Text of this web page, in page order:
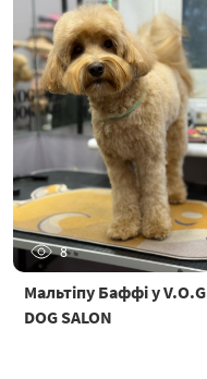
8
Мальтіпу Баффі у V.O.G
DOG SALON